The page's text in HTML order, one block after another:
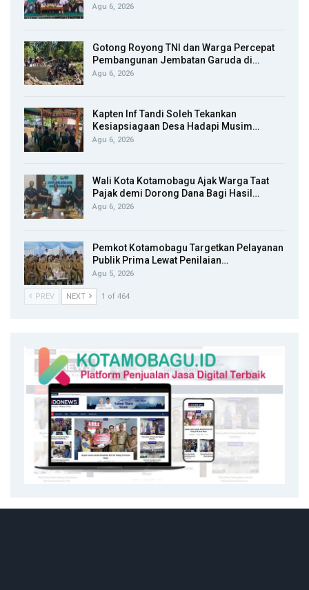
Agu 6, 2026
Gotong Royong TNI dan Warga Percepat
Pembangunan Jembatan Garuda di…
Agu 6, 2026
Kapten Inf Tandi Soleh Tekankan
Kesiapsiagaan Desa Hadapi Musim…
Agu 6, 2026
Wali Kota Kotamobagu Ajak Warga Taat
Pajak demi Dorong Dana Bagi Hasil…
Agu 6, 2026
Pemkot Kotamobagu Targetkan Pelayanan
Publik Prima Lewat Penilaian…
Agu 5, 2026
PREV NEXT 1 of 464